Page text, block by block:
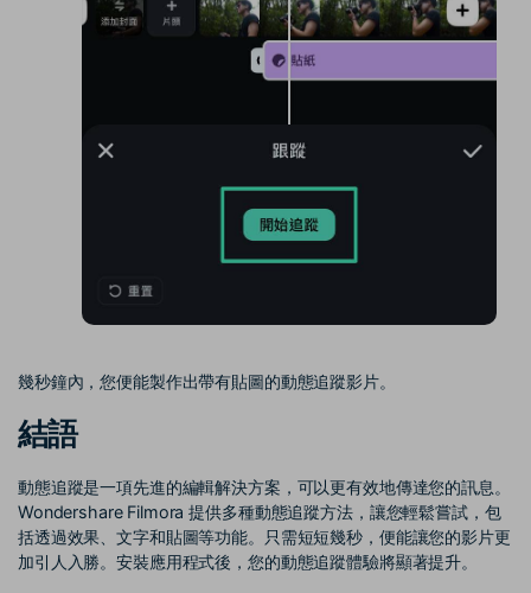
幾秒鐘內，您便能製作出帶有貼圖的動態追蹤影片。
結語
動態追蹤是一項先進的編輯解決方案，可以更有效地傳達您的訊息。
Wondershare Filmora 提供多種動態追蹤方法，讓您輕鬆嘗試，包
括透過效果、文字和貼圖等功能。只需短短幾秒，便能讓您的影片更
加引人入勝。安裝應用程式後，您的動態追蹤體驗將顯著提升。